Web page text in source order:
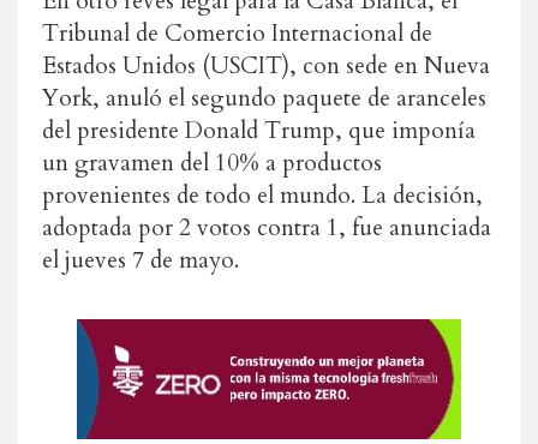
Tribunal de Comercio Internacional de
Estados Unidos (USCIT), con sede en Nueva
York, anuló el segundo paquete de aranceles
del presidente Donald Trump, que imponía
un gravamen del 10% a productos
provenientes de todo el mundo. La decisión,
adoptada por 2 votos contra 1, fue anunciada
el jueves 7 de mayo.